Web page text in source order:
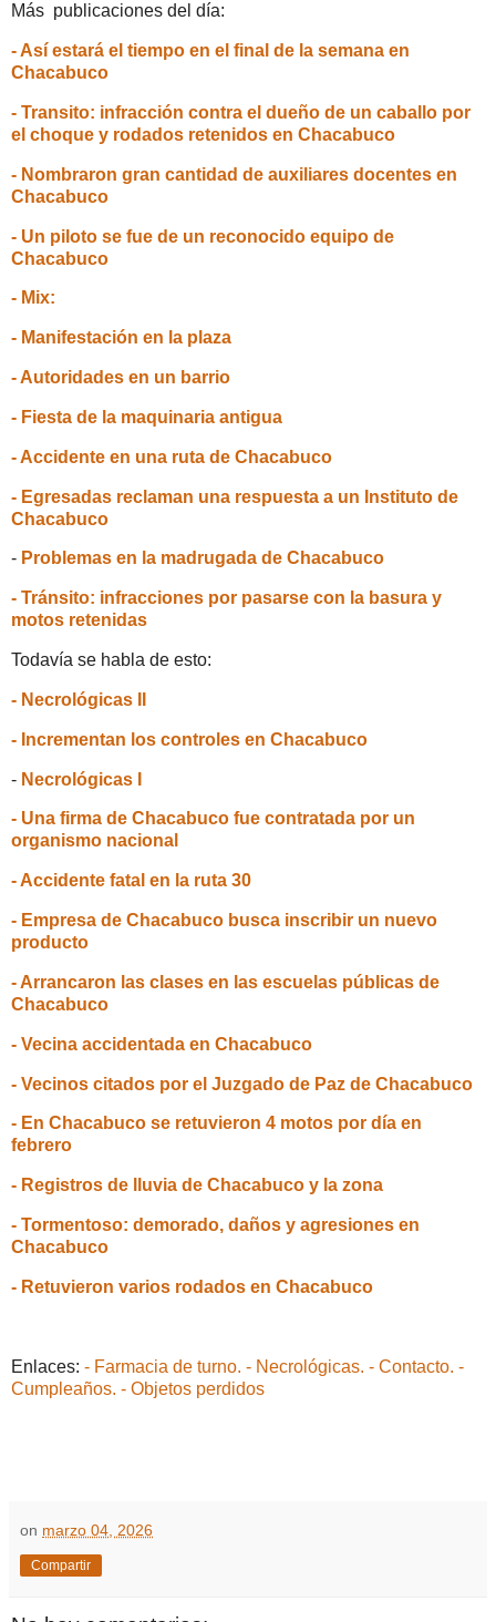
Más publicaciones del día:
- Así estará el tiempo en el final de la semana en
Chacabuco
- Transito: infracción contra el dueño de un caballo por
el choque y rodados retenidos en Chacabuco
- Nombraron gran cantidad de auxiliares docentes en
Chacabuco
- Un piloto se fue de un reconocido equipo de
Chacabuco
- Mix:
- Manifestación en la plaza
- Autoridades en un barrio
- Fiesta de la maquinaria antigua
- Accidente en una ruta de Chacabuco
- Egresadas reclaman una respuesta a un Instituto de
Chacabuco
- Problemas en la madrugada de Chacabuco
- Tránsito: infracciones por pasarse con la basura y
motos retenidas
Todavía se habla de esto:
- Necrológicas II
- Incrementan los controles en Chacabuco
- Necrológicas I
- Una firma de Chacabuco fue contratada por un
organismo nacional
- Accidente fatal en la ruta 30
- Empresa de Chacabuco busca inscribir un nuevo
producto
- Arrancaron las clases en las escuelas públicas de
Chacabuco
- Vecina accidentada en Chacabuco
- Vecinos citados por el Juzgado de Paz de Chacabuco
- En Chacabuco se retuvieron 4 motos por día en
febrero
- Registros de lluvia de Chacabuco y la zona
- Tormentoso: demorado, daños y agresiones en
Chacabuco
- Retuvieron varios rodados en Chacabuco
Enlaces: - Farmacia de turno. - Necrológicas. - Contacto. -
Cumpleaños. - Objetos perdidos
on marzo 04, 2026
Compartir